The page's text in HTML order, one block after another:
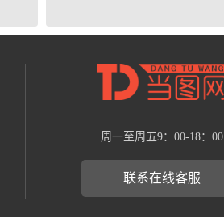
周一至周五9：00-18：00
联系在线客服